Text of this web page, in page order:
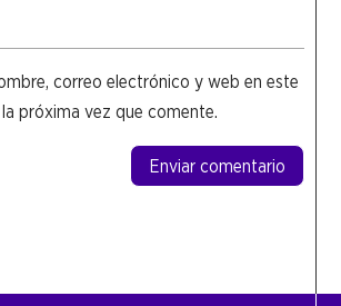
correo electrónico y web en este
próxima vez que comente.
Enviar comentario